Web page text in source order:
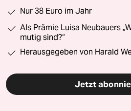
Nur 38 Euro im Jahr
Als Prämie Luisa Neubauers
mutig sind?“
Herausgegeben von Harald
Jetzt